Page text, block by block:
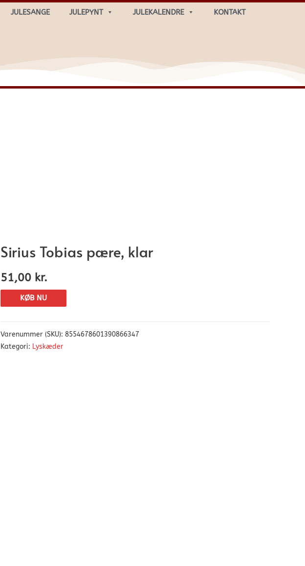
JULESANGE JULEPYNT JULEKALENDRE KONTAKT
Sirius Tobias pære, klar
51,00 kr.
KØB NU
Varenummer (SKU): 8554678601390866347
Kategori: Lyskæder